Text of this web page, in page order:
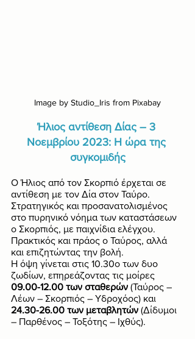
Image by Studio_Iris from Pixabay
Ήλιος αντίθεση Δίας – 3
Νοεμβρίου 2023: Η ώρα της
συγκομιδής
Ο Ήλιος από τον Σκορπιό έρχεται σε
αντίθεση με τον Δία στον Ταύρο.
Στρατηγικός και προσανατολισμένος
στο πυρηνικό νόημα των καταστάσεων
ο Σκορπιός, με παιχνίδια ελέγχου.
Πρακτικός και πράος ο Ταύρος, αλλά
και επιζητώντας την βολή.
Η όψη γίνεται στις 10.30ο των δυο
ζωδίων, επηρεάζοντας τις μοίρες
09.00-12.00 των σταθερών (Ταύρος –
Λέων – Σκορπιός – Υδροχόος) και
24.30-26.00 των μεταβλητών (Δίδυμοι
– Παρθένος – Τοξότης – Ιχθύς).